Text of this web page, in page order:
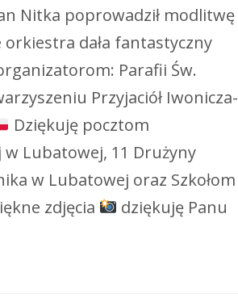
Nitka poprowadził modlitwę
orkiestra dała fantastyczny
Parafii Św.
Przyjaciół Iwonicza-
Dziękuję pocztom
Lubatowej, 11 Drużyny
w Lubatowej oraz Szkołom
zdjęcia
dziękuję Panu